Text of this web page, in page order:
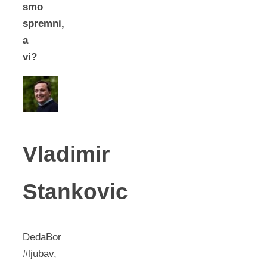
smo
spremni,
a
vi?
Vladimir
Stankovic
DedaBor
#ljubav,